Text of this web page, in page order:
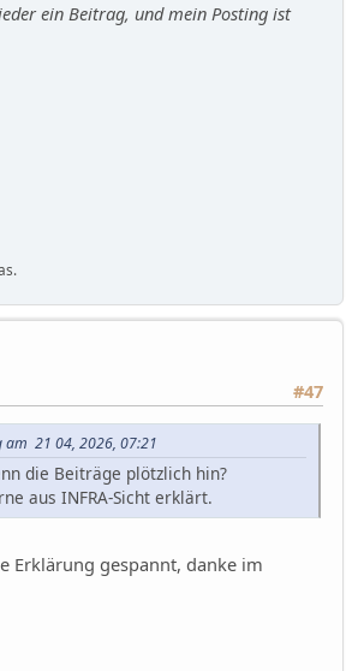
ein Beitrag, und mein Posting ist
#47
am 21 04, 2026, 07:21
die Beiträge plötzlich hin?
aus INFRA-Sicht erklärt.
Erklärung gespannt, danke im